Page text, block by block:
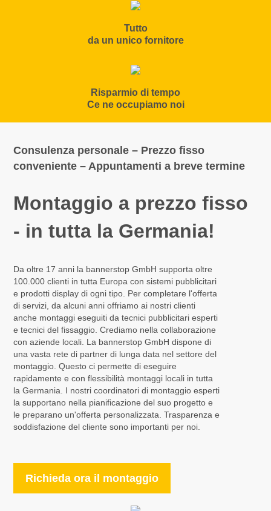
Tutto
da un unico fornitore
Risparmio di tempo
Ce ne occupiamo noi
Consulenza personale – Prezzo fisso
conveniente – Appuntamenti a breve termine
Montaggio a prezzo fisso
- in tutta la Germania!
Da oltre 17 anni la bannerstop GmbH supporta oltre
100.000 clienti in tutta Europa con sistemi pubblicitari
e prodotti display di ogni tipo. Per completare l'offerta
di servizi, da alcuni anni offriamo ai nostri clienti
anche montaggi eseguiti da tecnici pubblicitari esperti
e tecnici del fissaggio. Crediamo nella collaborazione
con aziende locali. La bannerstop GmbH dispone di
una vasta rete di partner di lunga data nel settore del
montaggio. Questo ci permette di eseguire
rapidamente e con flessibilità montaggi locali in tutta
la Germania. I nostri coordinatori di montaggio esperti
la supportano nella pianificazione del suo progetto e
le preparano un'offerta personalizzata. Trasparenza e
soddisfazione del cliente sono importanti per noi.
Richieda ora il montaggio